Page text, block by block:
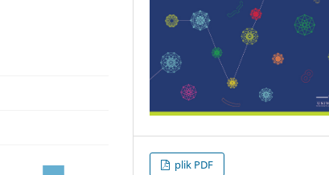
plik PDF